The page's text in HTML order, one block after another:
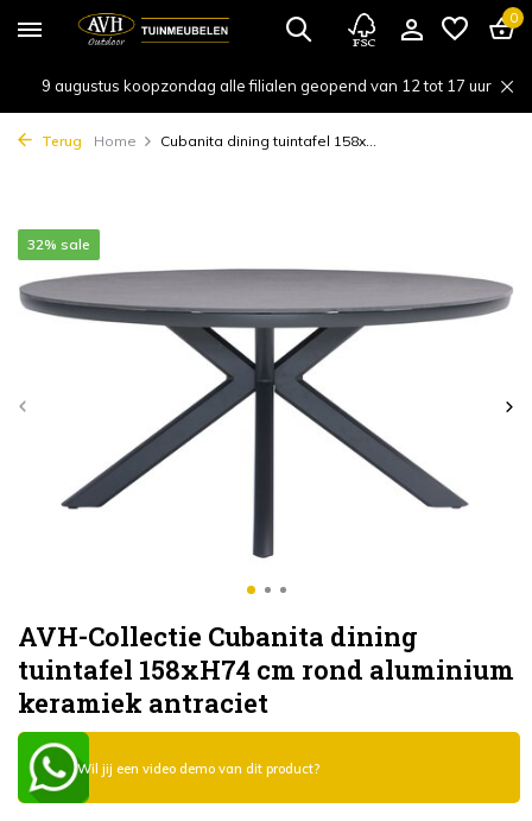
0
9 augustus koopzondag alle filialen geopend van 12 tot 17 uur
Terug Home Cubanita dining tuintafel 158x...
AVH-Collectie Cubanita dining
tuintafel 158xH74 cm rond aluminium
keramiek antraciet
32% sale
Wil jij een video demo van dit product?